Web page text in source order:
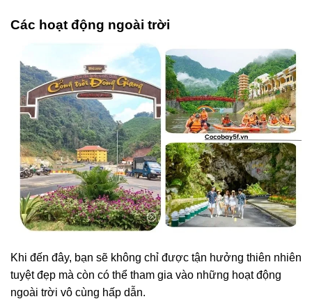
Các hoạt động ngoài trời
Khi đến đây, bạn sẽ không chỉ được tận hưởng thiên nhiên
tuyệt đẹp mà còn có thể tham gia vào những hoạt động
ngoài trời vô cùng hấp dẫn.